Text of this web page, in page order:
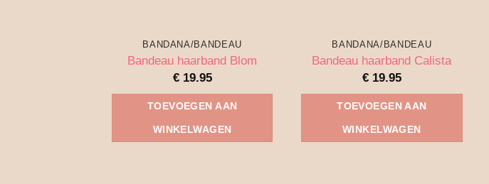
BANDANA/BANDEAU
Bandeau haarband Blom
€19.95
TOEVOEGEN AAN
WINKELWAGEN
BANDANA/BANDEAU
Bandeau haarband Calista
€19.95
TOEVOEGEN AAN
WINKELWAGEN